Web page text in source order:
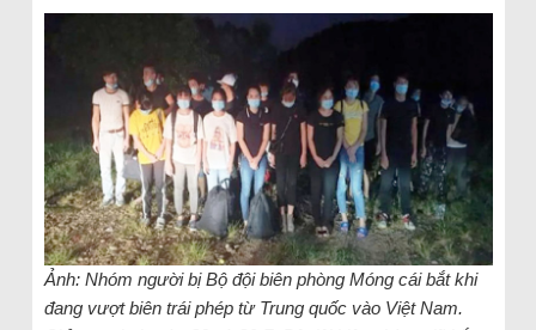
Ảnh: Nhóm người bị Bộ đội biên phòng Móng cái bắt khi
đang vượt biên trái phép từ Trung quốc vào Việt Nam.